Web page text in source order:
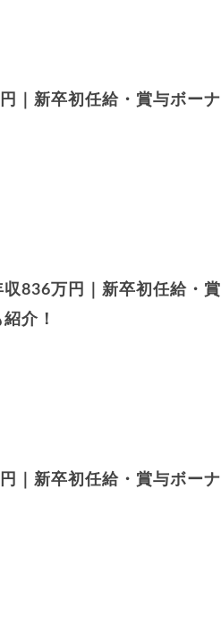
｜新卒初任給・賞与ボーナ
836万円｜新卒初任給・賞
介！
｜新卒初任給・賞与ボーナ